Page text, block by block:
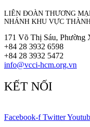
LIÊN ĐOÀN THƯƠNG
NHÁNH KHU VỰC
171 Võ Thị Sáu, Phường
+84 28 3932 6598
+84 28 3932 5472
info@vcci-hcm.org.vn
KẾT NỐI
Facebook-f Twitter